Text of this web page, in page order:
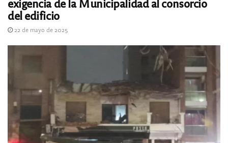
del edificio
22 de mayo de 2025